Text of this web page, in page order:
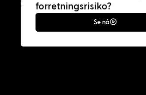
forretningsrisiko?
Se nå